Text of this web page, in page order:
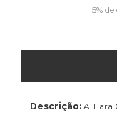
5%
Descrição: A Tiara